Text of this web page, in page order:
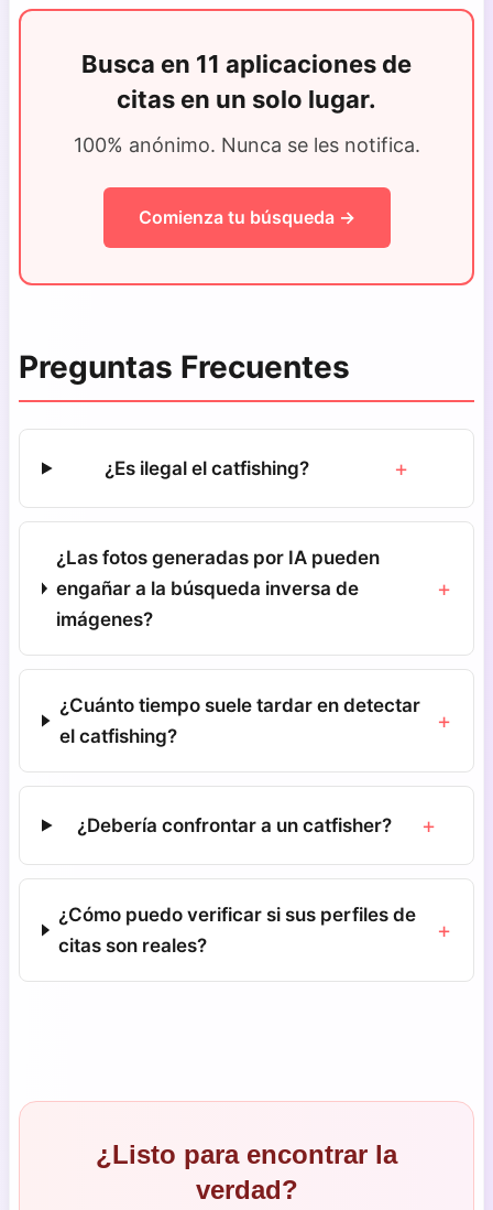
Busca en 11 aplicaciones de
citas en un solo lugar.
100% anónimo. Nunca se les notifica.
Comienza tu búsqueda →
Preguntas Frecuentes
¿Es ilegal el catfishing? +
¿Las fotos generadas por IA pueden
engañar a la búsqueda inversa de
imágenes?
+
¿Cuánto tiempo suele tardar en detectar
el catfishing?
+
¿Debería confrontar a un catfisher? +
¿Cómo puedo verificar si sus perfiles de
citas son reales?
+
¿Listo para encontrar la
verdad?